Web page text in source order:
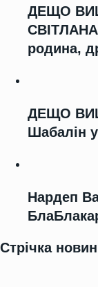
ДЕЩО
родина,
ДЕЩО
Шабалін
Нардеп
Стрічка